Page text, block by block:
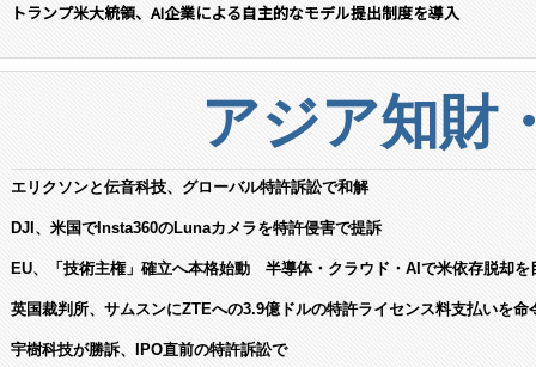
トランプ米大統領、AI企業による自主的なモデル提出制度を導入
アジア知財
エリクソンと伝音科技、グローバル特許訴訟で和解
DJI、米国でInsta360のLunaカメラを特許侵害で提訴
EU、「技術主権」確立へ本格始動 半導体・クラウド・AIで米依存脱却を
英国裁判所、サムスンにZTEへの3.9億ドルの特許ライセンス料支払いを命
宇樹科技が勝訴、IPO直前の特許訴訟で